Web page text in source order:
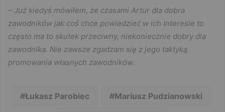
– Już kiedyś mówiłem, że czasami Artur dla dobra
zawodników jak coś chce powiedzieć w ich interesie to
często ma to skutek przeciwny, niekoniecznie dobry dla
zawodnika. Nie zawsze zgadzam się z jego taktyką
promowania własnych zawodników.
Łukasz Parobiec Mariusz Pudzianowski